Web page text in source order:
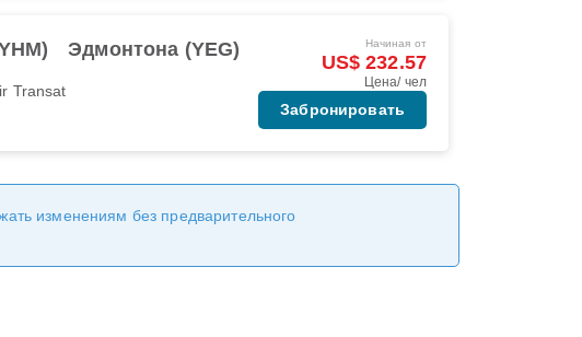
Эдмонтона (YEG)
Transat
Начиная от
US$ 232.57
Цена/ чел
Забронировать
изменениям без предварительного